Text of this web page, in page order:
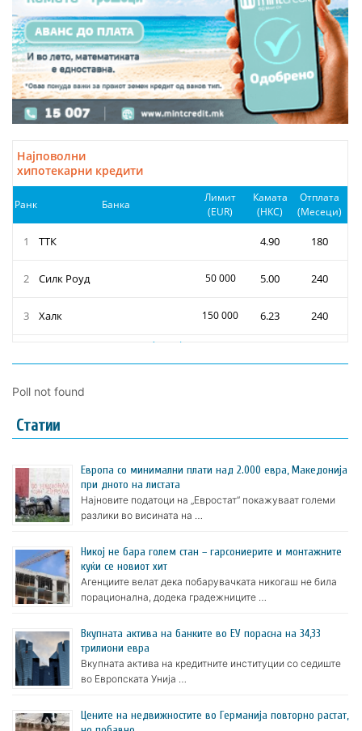
Poll not found
Статии
Европа со минимални плати над 2.000 евра, Македонија
при дното на листата
Најновите податоци на „Евростат“ покажуваат големи
разлики во висината на …
Никој не бара голем стан – гарсониерите и монтажните
куќи се новиот хит
Агенциите велат дека побарувачката никогаш не била
порационална, додека градежниците …
Вкупната актива на банките во ЕУ порасна на 34,33
трилиони евра
Вкупната актива на кредитните институции со седиште
во Европската Унија …
Цените на недвижностите во Германија повторно растат,